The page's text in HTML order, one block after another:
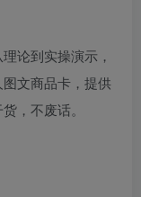
论到实操演示，
文商品卡，提供
，不废话。